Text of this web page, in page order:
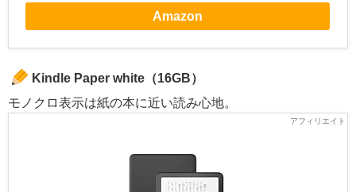
Amazon
Kindle Paper white（16GB）
モノクロ表示は紙の本に近い読み心地。